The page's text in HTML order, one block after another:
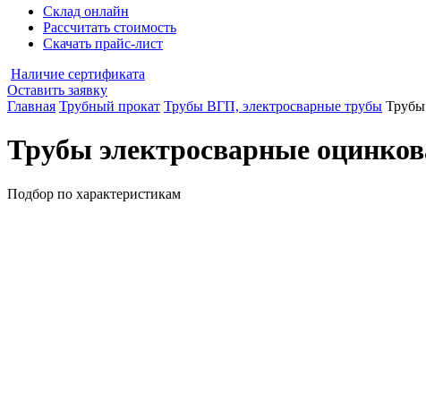
Склад онлайн
Рассчитать стоимость
Скачать прайс-лист
Наличие сертификата
Оставить заявку
Главная Трубный прокат Трубы ВГП, электросварные трубы Трубы
Трубы электросварные
Подбор по характеристикам